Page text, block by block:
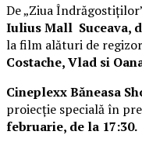
De „Ziua
Iulius Mall Suceava,
la film alături de
Costache, Vlad si
Cineplexx Băneasa
proiecție specială în
februarie, de la 17:30.